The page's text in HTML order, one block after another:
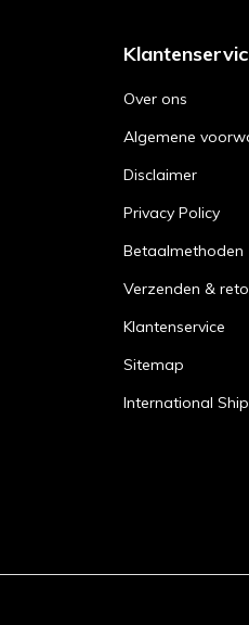
een paar
Dr
Word je al
eindelijk
je gek bent
Over ons
Algemene
Disclaimer
Privacy Policy
Betaalmethoden
Verzenden &
Klantenservice
Sitemap
International